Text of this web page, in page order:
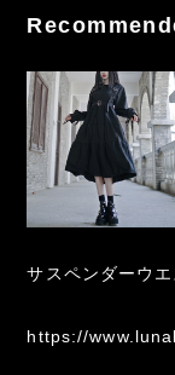
サスペンダーウ
https://